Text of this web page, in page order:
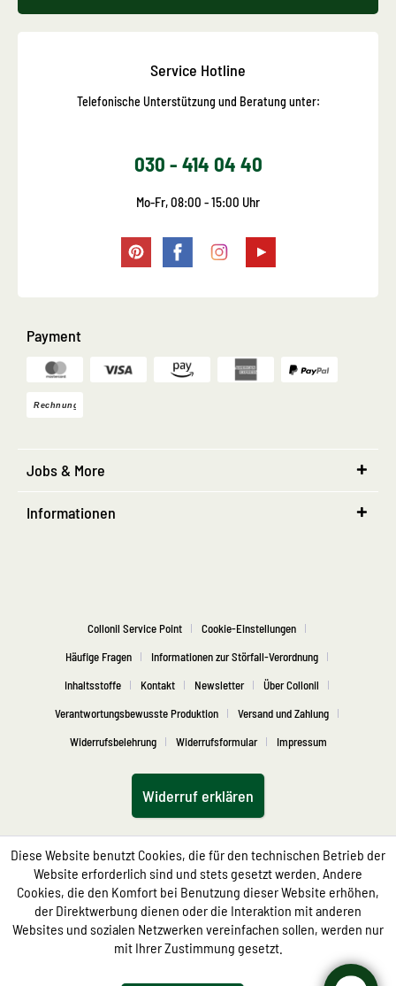
Service Hotline
Telefonische Unterstützung und Beratung unter:
030 - 414 04 40
Mo-Fr, 08:00 - 15:00 Uhr
Payment
Jobs & More
Informationen
Collonil Service Point
Cookie-Einstellungen
Häufige Fragen
Informationen zur Störfall-Verordnung
Inhaltsstoffe
Kontakt Newsletter
Über Collonil
Verantwortungsbewusste Produktion
Versand und Zahlung
Widerrufsbelehrung
Widerrufsformular Impressum
Widerruf erklären
Diese Website benutzt Cookies, die für den technischen Betrieb der
Website erforderlich sind und stets gesetzt werden. Andere
Cookies, die den Komfort bei Benutzung dieser Website erhöhen,
der Direktwerbung dienen oder die Interaktion mit anderen
Websites und sozialen Netzwerken vereinfachen sollen, werden nur
mit Ihrer Zustimmung gesetzt.